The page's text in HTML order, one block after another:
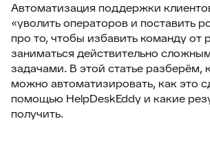
Автоматизация поддержки
«уволить операторов и поставить
про то, чтобы избавить команду от
заниматься действительно
задачами. В этой статье разберём,
можно автоматизировать, как это
помощью HelpDeskEddy и какие
получить.